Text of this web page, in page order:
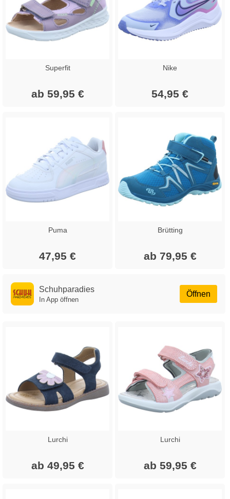
Superfit
ab 59,95 €
Nike
54,95 €
Puma
47,95 €
Brütting
ab 79,95 €
Öffnen
Schuhparadies
In App öffnen
Lurchi
ab 49,95 €
Lurchi
ab 59,95 €